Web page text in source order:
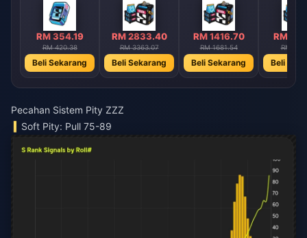
RM 354.19
RM 420.38
Beli Sekarang
RM 2833.40
RM 3363.07
Beli Sekarang
RM 1416.70
RM 1681.54
Beli Sekarang
RM
RM
Beli
Pecahan Sistem Pity ZZZ
Soft Pity: Pull 75-89